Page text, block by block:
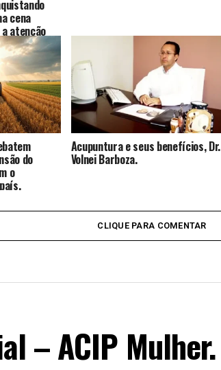
cena
atenção
e
edição,
que
do
o
Acupuntura e seus benefícios, Dr.
Volnei Barboza.
CLIQUE PARA COMENTAR
– ACIP Mulher.